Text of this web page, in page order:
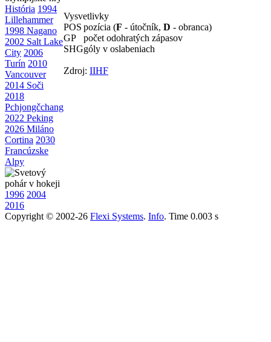
História 1994
Lillehammer
1998 Nagano
2002 Salt Lake
City 2006
Turín 2010
Vancouver
2014 Soči
2018
Pchjongčchang
2022 Peking
2026 Miláno
Cortina 2030
Francúzske
Alpy
1996 2004
2016
Vysvetlivky
POS pozícia (F - útočník, D - obranca)
GP
počet odohratých zápasov
SHGgóly v oslabeniach
Zdroj: IIHF
Copyright © 2002-26 Flexi Systems. Info. Time 0.003 s